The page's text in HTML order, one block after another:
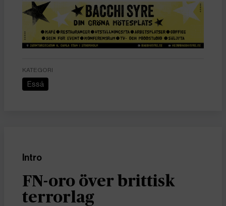
KATEGORI
Essä
Intro
FN-oro över brittisk
terrorlag